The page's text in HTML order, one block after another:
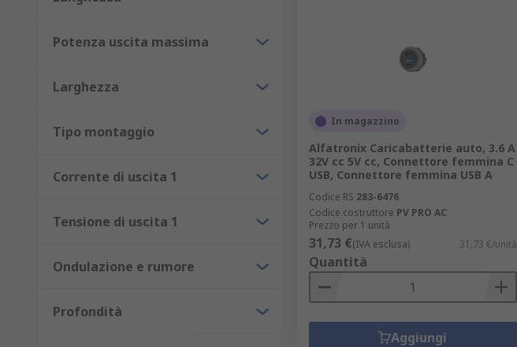
Potenza uscita massima
Larghezza
Tipo montaggio
Corrente di uscita 1
Tensione di uscita 1
Ondulazione e rumore
Profondità
In magazzino
Alfatronix Caricabatterie auto, 3.6 A
32V cc 5V cc, Connettore femmina C
USB, Connettore femmina USB A
Codice RS 283-6476
Codice costruttore PV PRO AC
Prezzo per 1 unità
31,73 €(IVA esclusa) 31,73 €/unità
Quantità
Aggiungi